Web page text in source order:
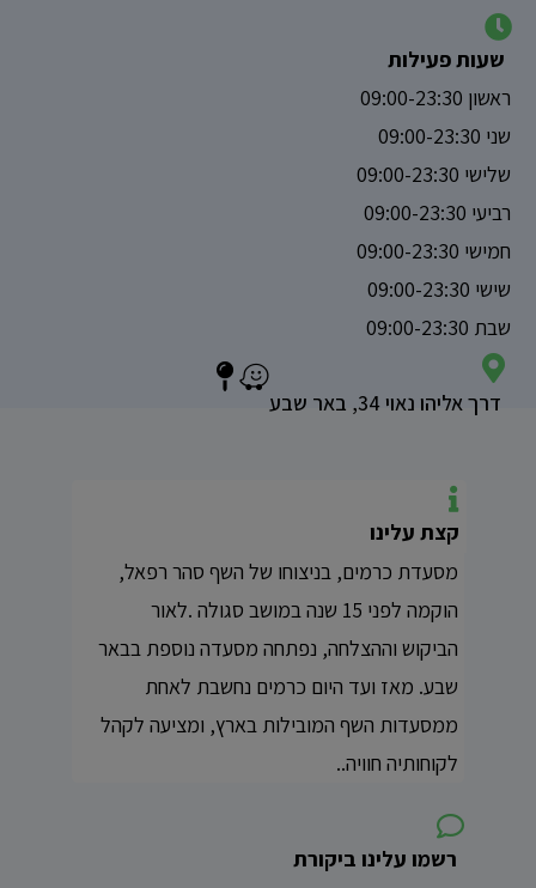
שעות פעילות
ראשון 09:00-23:30
שני 09:00-23:30
שלישי 09:00-23:30
רביעי 09:00-23:30
חמישי 09:00-23:30
שישי 09:00-23:30
שבת 09:00-23:30
דרך אליהו נאוי 34, באר שבע
קצת עלינו
מסעדת כרמים, בניצוחו של השף סהר רפאל,
הוקמה לפני 15 שנה במושב סגולה .לאור
הביקוש וההצלחה, נפתחה מסעדה נוספת בבאר
שבע. מאז ועד היום כרמים נחשבת לאחת
ממסעדות השף המובילות בארץ, ומציעה לקהל
לקוחותיה חוויה..
רשמו עלינו ביקורת